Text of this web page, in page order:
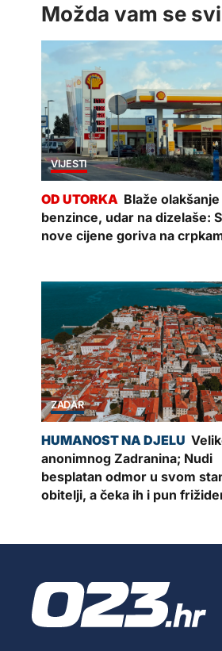
Možda vam se
VIJESTI
Blaže olakšanje
benzince, udar na dizelaše:
nove cijene goriva na
ZADAR
anonimnog Zadranina; Nudi
besplatan odmor u svom
obitelji, a čeka ih i pun